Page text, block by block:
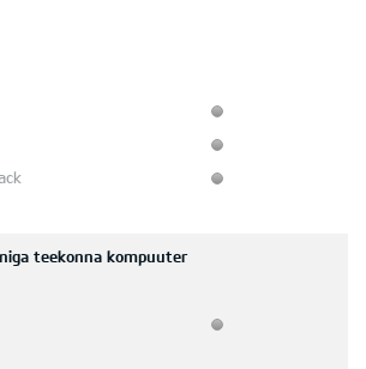
teekonna kompuuter